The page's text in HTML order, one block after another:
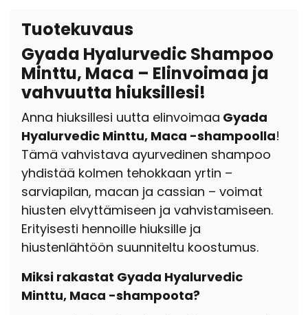
Tuotekuvaus
Gyada Hyalurvedic Shampoo
Minttu, Maca – Elinvoimaa ja
vahvuutta hiuksillesi!
Anna hiuksillesi uutta elinvoimaa Gyada
Hyalurvedic Minttu, Maca -shampoolla!
Tämä vahvistava ayurvedinen shampoo
yhdistää kolmen tehokkaan yrtin –
sarviapilan, macan ja cassian – voimat
hiusten elvyttämiseen ja vahvistamiseen.
Erityisesti hennoille hiuksille ja
hiustenlähtöön suunniteltu koostumus.
Miksi rakastat Gyada Hyalurvedic
Minttu, Maca -shampoota?